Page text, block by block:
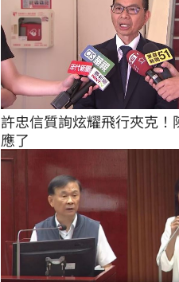
許忠信質詢炫耀飛行夾克！
應了